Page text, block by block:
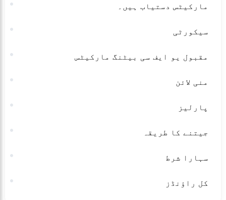
مارکیٹس دستیاب ہیں۔
سیکورٹی
مقبول یو ایف سی بیٹنگ مارکیٹس
منی لائن
پارلیز
جیتنے کا طریقہ
سہارا شرط
کل راؤنڈز